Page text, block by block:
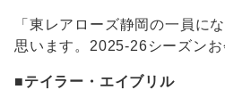
「東レアローズ静岡の一員に
思います。2025-26シーズンお
■テイラー・エイブリル